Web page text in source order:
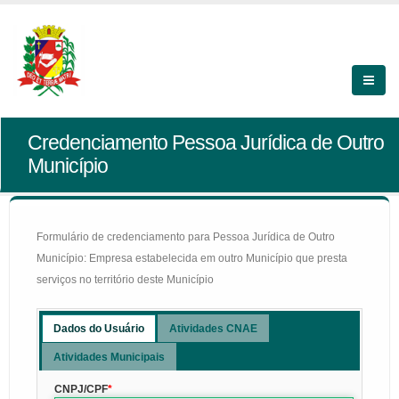
Credenciamento Pessoa Jurídica de Outro
Município
Formulário de credenciamento para Pessoa Jurídica de Outro
Município: Empresa estabelecida em outro Município que presta
serviços no território deste Município
Dados do Usuário Atividades CNAE
Atividades Municipais
CNPJ/CPF